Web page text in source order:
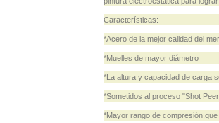
Características:
*Acero de la mejor calidad del
*Muelles de mayor diámetro
*La altura y capacidad de carga
*Sometidos al proceso "Shot
*Mayor rango de